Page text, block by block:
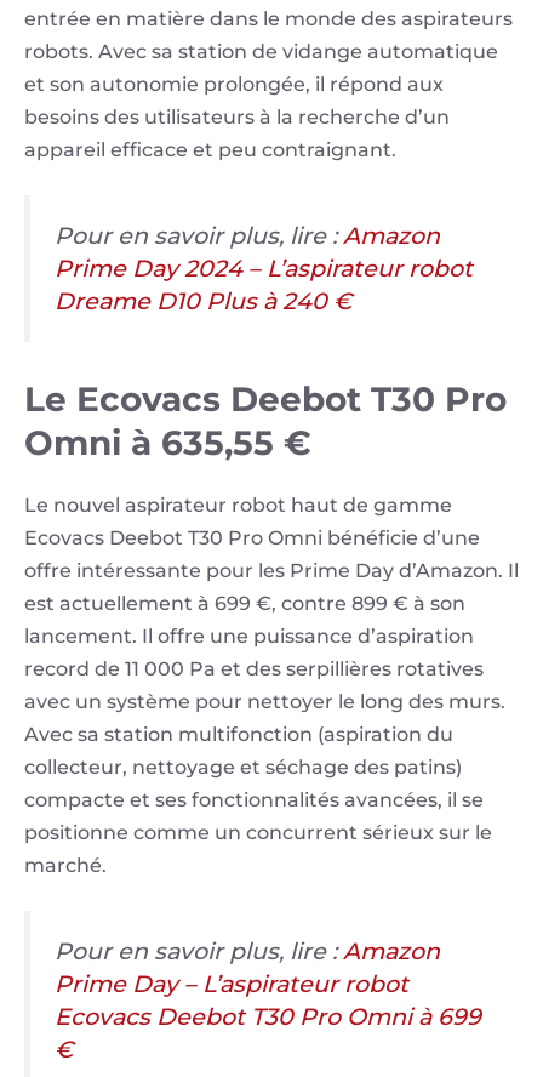
entrée en matière dans le monde des aspirateurs
robots. Avec sa station de vidange automatique
et son autonomie prolongée, il répond aux
besoins des utilisateurs à la recherche d’un
appareil efficace et peu contraignant.
Pour en savoir plus, lire :Amazon
Prime Day 2024 – L’aspirateur robot
Dreame D10 Plus à 240 €
Le Ecovacs Deebot T30 Pro
Omni à 635,55 €
Le nouvel aspirateur robot haut de gamme
Ecovacs Deebot T30 Pro Omni bénéficie d’une
offre intéressante pour les Prime Day d’Amazon. Il
est actuellement à 699 €, contre 899 € à son
lancement. Il offre une puissance d’aspiration
record de 11 000 Pa et des serpillières rotatives
avec un système pour nettoyer le long des murs.
Avec sa station multifonction (aspiration du
collecteur, nettoyage et séchage des patins)
compacte et ses fonctionnalités avancées, il se
positionne comme un concurrent sérieux sur le
marché.
Pour en savoir plus, lire :Amazon
Prime Day – L’aspirateur robot
Ecovacs Deebot T30 Pro Omni à 699
€